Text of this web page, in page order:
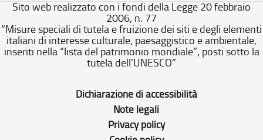
Sito web realizzato con i fondi della Legge 20 febbraio
2006, n. 77
“Misure speciali di tutela e fruizione dei siti e degli elementi
italiani di interesse culturale, paesaggistico e ambientale,
inseriti nella “lista del patrimonio mondiale”, posti sotto la
tutela dell’UNESCO”
Dichiarazione di accessibilità
Note legali
Privacy policy